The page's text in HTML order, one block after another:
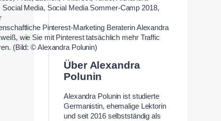
Pinterest-Marketing Beraterin Alexandra
wie Sie mit Pinterest tatsächlich mehr Traffic
(Bild: © Alexandra Polunin)
Über Alexandra
Polunin
Alexandra Polunin ist studierte
Germanistin, ehemalige Lektorin
und seit 2016 selbstständig als